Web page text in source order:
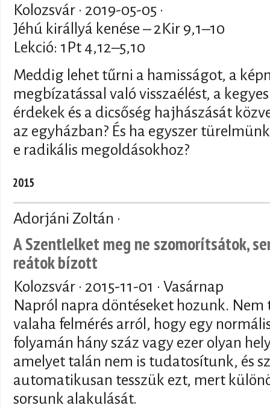
Kolozsvár · 2019-05-05 ·
Jéhú királlyá kenése – 2Kir 9,1–10
Lekció: 1Pt 4,12–5,10
Meddig lehet tűrni a hamisságot, a
megbízatással való visszaélést, a
érdekek és a dicsőség hajhászását
az egyházban? És ha egyszer
e radikális megoldásokhoz?
2015
Adorjáni Zoltán ·
A Szentlelket meg ne szomorítsátok,
reátok bízott
Kolozsvár · 2015-11-01 · Vasárnap
Napról napra döntéseket hozunk.
valaha felmérés arról, hogy egy
folyamán hány száz vagy ezer olyan
amelyet talán nem is tudatosítunk, és
automatikusan tesszük ezt, mert
sorsunk alakulását.